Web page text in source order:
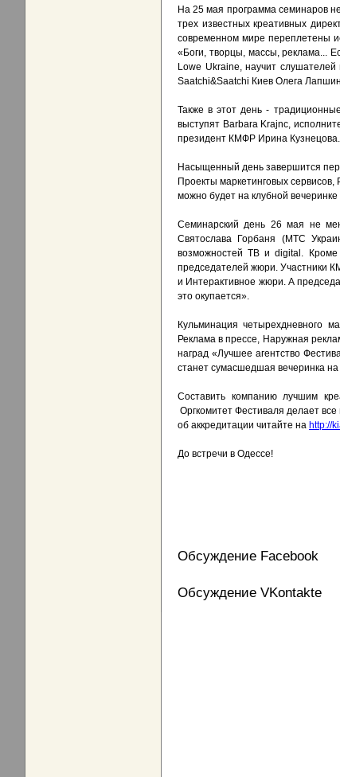
На 25 мая программа семинаров
трех известных креативных
современном мире переплетены
«Боги, творцы, массы, реклама...
Lowe Ukraine, научит слушателей
Saatchi&Saatchi Киев Олега
Также в этот день -
выступят Barbara Krajnc,
президент КМФР Ирина Кузнецова.
Насыщенный день завершится
Проекты маркетинговых
можно будет на клубной
Семинарский день 26 мая не
Святослава Горбаня (МТС
возможностей ТВ и digital. Кроме
председателей жюри. Участники
и Интерактивное жюри. А
это окупается».
Кульминация четырехдневного
Реклама в прессе, Наружная
наград «Лучшее агентство
станет сумасшедшая вечеринка на
Составить компанию лучшим
Оргкомитет Фестиваля делает
об аккредитации читайте на http://
До встречи в Одессе!
Обсуждение Facebook
Обсуждение VKontakte